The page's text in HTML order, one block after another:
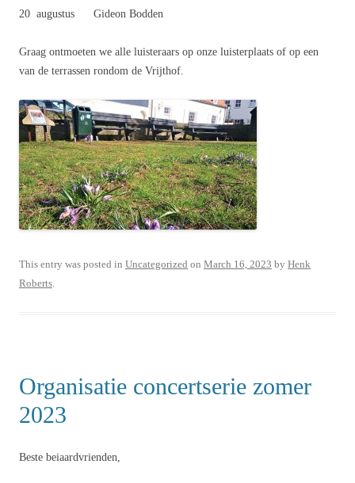
20 augustus Gideon Bodden
Graag ontmoeten we alle luisteraars op onze luisterplaats of op een
van de terrassen rondom de Vrijthof.
This entry was posted in Uncategorized on March 16, 2023 by Henk
Roberts
Organisatie concertserie zomer
2023
Beste beiaardvrienden,